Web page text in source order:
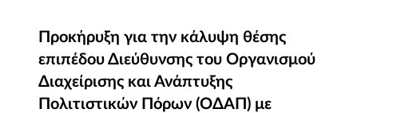
Προκήρυξη για την κάλυψη θέσης
επιπέδου Διεύθυνσης του Οργανισμού
Διαχείρισης και Ανάπτυξης Πολιτιστικών
Πόρων (ΟΔΑΠ) με Αναπληρωτές
Προκήρυξη για την κάλυψη θέσης
επιπέδου Διεύθυνσης του Οργανισμού
Διαχείρισης και Ανάπτυξης
Πολιτιστικών Πόρων (ΟΔΑΠ) με